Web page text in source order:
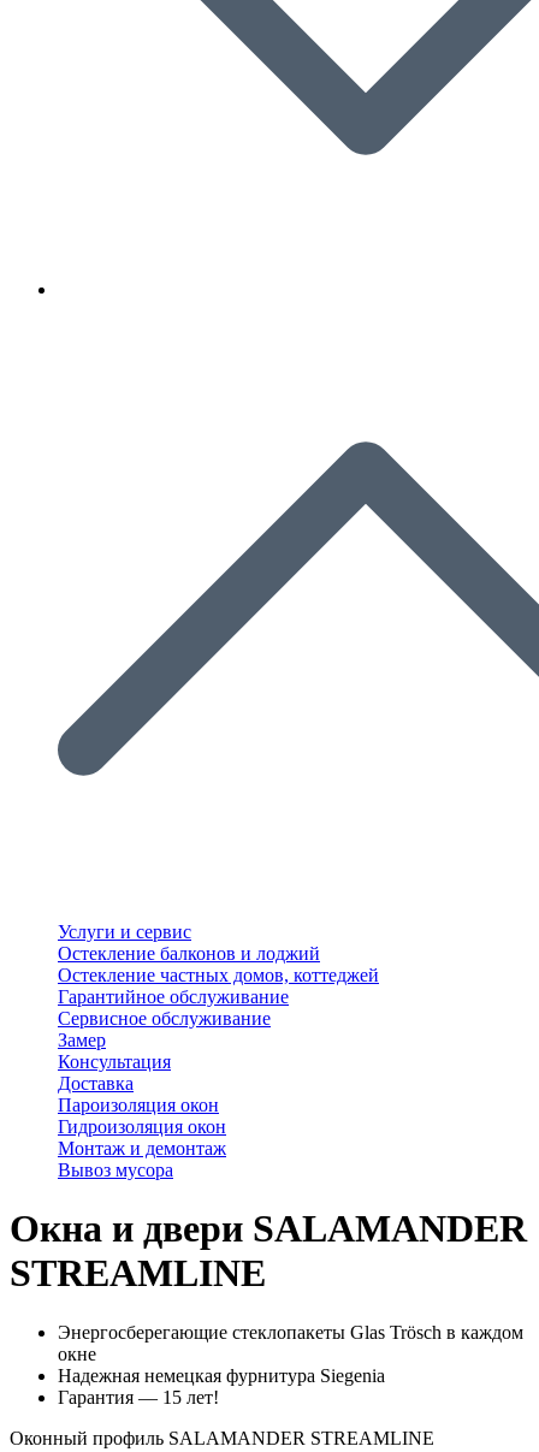
Услуги и сервис
Остекление балконов и лоджий
Остекление частных домов, коттеджей
Гарантийное обслуживание
Сервисное обслуживание
Замер
Консультация
Доставка
Пароизоляция окон
Гидроизоляция окон
Монтаж и демонтаж
Вывоз мусора
Окна и двери SALAMANDER
STREAMLINE
Энергосберегающие стеклопакеты Glas Trösch в каждом
окне
Надежная немецкая фурнитура Siegenia
Гарантия — 15 лет!
Оконный профиль SALAMANDER STREAMLINE